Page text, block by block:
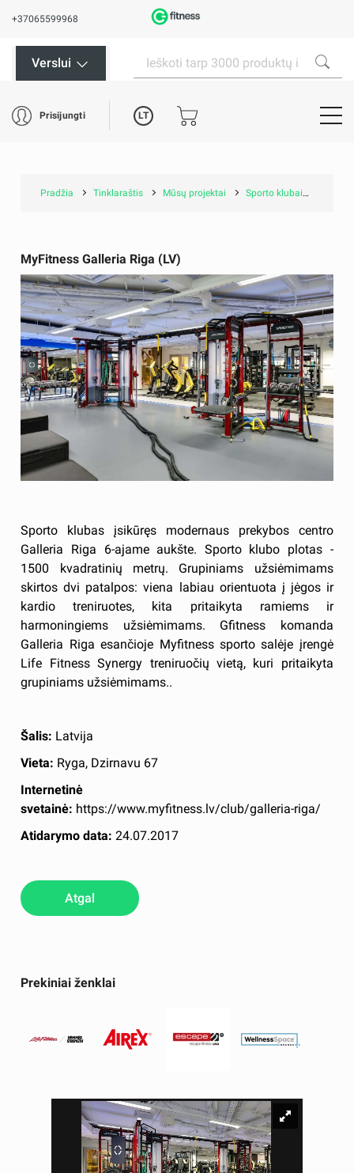
+37065599968
Verslui
Prisijungti LT
Pradžia Tinklaraštis Mūsų projektai Sporto klubai
Prekiniai ženklai
MyFitness Galleria Riga (LV)
Sporto klubas įsikūręs modernaus prekybos centro
Galleria Riga 6-ajame aukšte. Sporto klubo plotas -
1500 kvadratinių metrų. Grupiniams užsiėmimams
skirtos dvi patalpos: viena labiau orientuota į jėgos ir
kardio treniruotes, kita pritaikyta ramiems ir
harmoningiems užsiėmimams. Gfitness komanda
Galleria Riga esančioje Myfitness sporto salėje įrengė
Life Fitness Synergy treniruočių vietą, kuri pritaikyta
grupiniams užsiėmimams..
Šalis: Latvija
Vieta: Ryga, Dzirnavu 67
Internetinė
svetainė: https://www.myfitness.lv/club/galleria-riga/
Atidarymo data:24.07.2017
Atgal